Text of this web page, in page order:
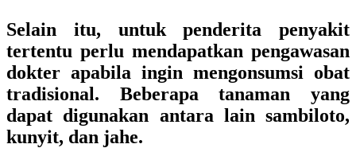
Selain itu, untuk penderita penyakit
tertentu perlu mendapatkan pengawasan
dokter apabila ingin mengonsumsi obat
tradisional. Beberapa tanaman yang
dapat digunakan antara lain sambiloto,
kunyit, dan jahe.